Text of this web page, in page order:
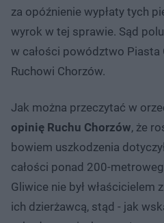
za opóźnienie wypłaty tych
wyrok w tej sprawie. Sąd
w całości powództwo Piasta
Ruchowi Chorzów.
Jak można przeczytać w
opinię Ruchu Chorzów, że
bowiem uszkodzenia
całości ponad 200-
Gliwice nie był właścicielem
ich dzierżawcą, stąd - jak